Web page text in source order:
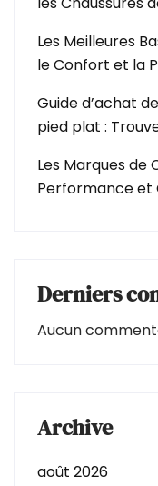
Les Meilleures
le Confort et la
Guide d’achat
pied plat :
Les Marques de
Performance et
Derniers
Aucun
Archive
août 2026